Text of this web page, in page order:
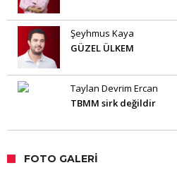
Şeyhmus Kaya
GÜZEL ÜLKEM
Taylan Devrim Ercan
TBMM sirk değildir
FOTO GALERI